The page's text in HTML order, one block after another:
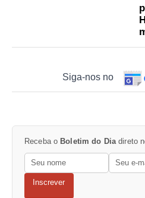
Siga-nos no
Receba o Boletim do Diadireto
Inscrever